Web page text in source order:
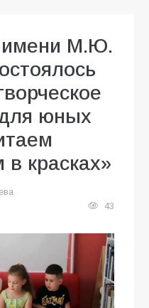
имени М.Ю.
юных
в красках»
43